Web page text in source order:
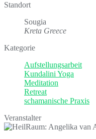
Standort
Sougia
Kreta Greece
Kategorie
Aufstellungsarbeit
Kundalini Yoga
Meditation
Retreat
schamanische Praxis
Veranstalter